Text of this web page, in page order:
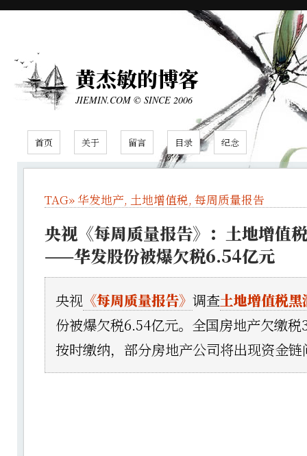
黄杰敏的博客
JIEMIN.COM © SINCE 2006
首页 关于 留言 目录 纪念
TAG»华发地产, 土地增值税, 每周质量报告
央视《每周质量报告》：土地增值
——华发股份被爆欠税6.54亿元
央视 《每周质量报告》 调查土地增值税黑
份被爆欠税6.54亿元。全国房地产欠缴
按时缴纳，部分房地产公司将出现资金链